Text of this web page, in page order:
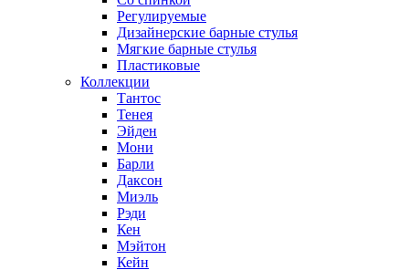
Регулируемые
Дизайнерские барные стулья
Мягкие барные стулья
Пластиковые
Коллекции
Тантос
Тенея
Эйден
Мони
Барли
Даксон
Миэль
Рэди
Кен
Мэйтон
Кейн